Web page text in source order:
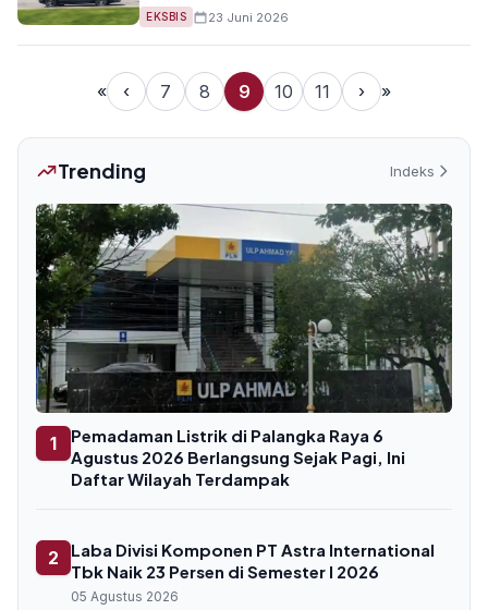
EKSBIS 23 Juni 2026
« ‹ 7 8 9 10 11 › »
Trending Indeks
1
Pemadaman Listrik di Palangka Raya 6
Agustus 2026 Berlangsung Sejak Pagi, Ini
Daftar Wilayah Terdampak
2
Laba Divisi Komponen PT Astra International
Tbk Naik 23 Persen di Semester I 2026
05 Agustus 2026